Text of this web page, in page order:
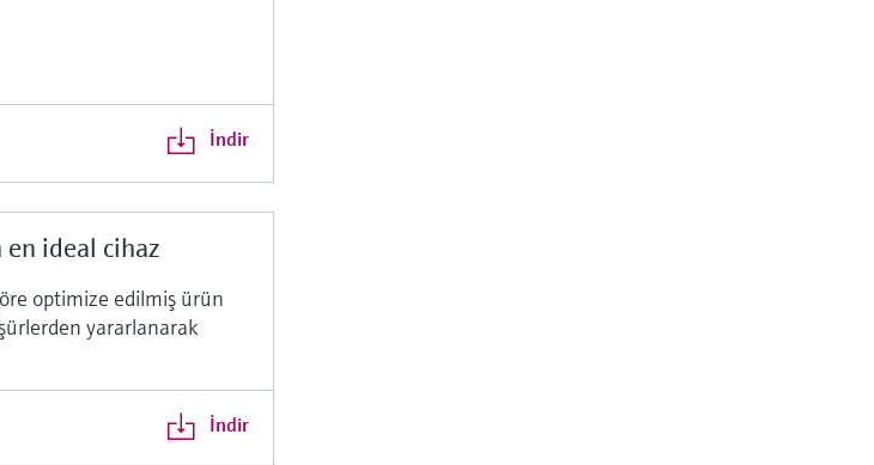
İndir
ideal cihaz
optimize edilmiş ürün
yararlanarak
İndir